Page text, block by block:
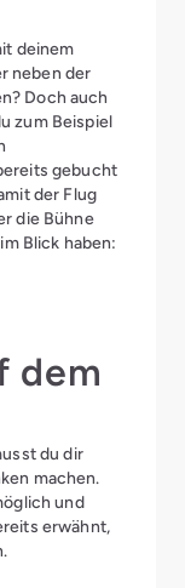
deinem
neben der
Doch auch
zum Beispiel
gebucht
der Flug
die Bühne
Blick haben:
dem
du dir
machen.
und
erwähnt,